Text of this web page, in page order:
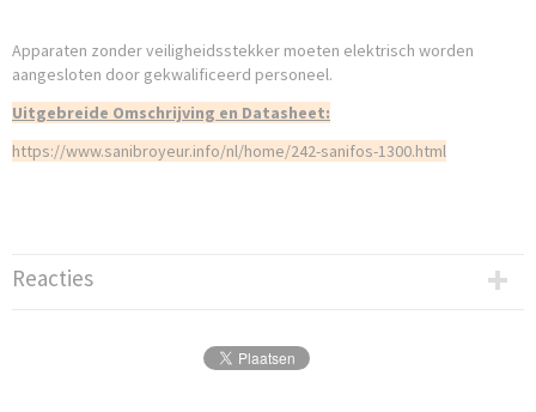
Apparaten zonder veiligheidsstekker moeten elektrisch worden
aangesloten door gekwalificeerd personeel.
Uitgebreide Omschrijving en Datasheet:
https://www.sanibroyeur.info/nl/home/242-sanifos-1300.html
Reacties